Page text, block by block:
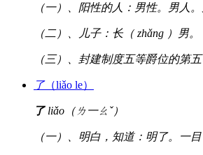
（一）、阳性的人：男性。男人
（二）、儿子：长（ zhǎng ）男。
（三）、封建制度五等爵位的第五
了（liǎo le）
了liǎo（ㄌ一ㄠˇ）
（一）、明白，知道：明了。一目